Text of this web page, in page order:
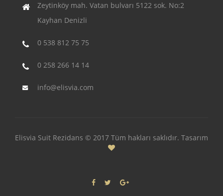
Zeytinköy mah. Vatan bulvarı 5122 sok. No:2
Kayhan Denizli
0 538 812 75 75
0 258 266 14 14
info@elisvia.com
Elisvia Suit Rezidans © 2017 Tüm hakları saklıdır. Tasarım